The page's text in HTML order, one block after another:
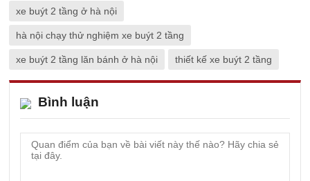
xe buýt 2 tầng ở hà nội
hà nội chạy thử nghiệm xe buýt 2 tầng
xe buýt 2 tầng lăn bánh ở hà nội thiết kế xe buýt 2 tầng
Bình luận